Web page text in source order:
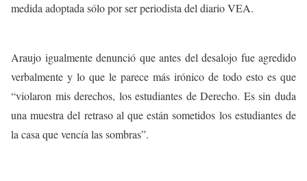
medida adoptada sólo por ser periodista del diario VEA.
Araujo igualmente denunció que antes del desalojo fue agredido
verbalmente y lo que le parece más irónico de todo esto es que
“violaron mis derechos, los estudiantes de Derecho. Es sin duda
una muestra del retraso al que están sometidos los estudiantes de
la casa que vencía las sombras”.